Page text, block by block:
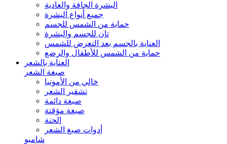
البشرة الجافة والعادية
جميع أنواع البشرة
حماية من الشمس للجسم
تان للجسم والبشرة
العناية بالجسم بعد التعرض للشمس
حماية من الشمس للأطفال والرضع
العناية بالشعر
صبغة الشعر
خالي من الأمونيا
تشقير الشعر
صبغة دائمة
صبغة مؤقتة
الحنة
أدوات صبغ الشعر
شامبو